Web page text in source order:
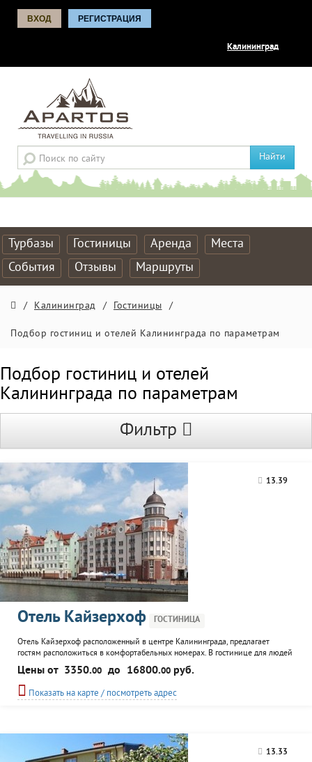
ВХОД РЕГИСТРАЦИЯ
Калининград
Найти
Турбазы Гостиницы Аренда
Места
События
Отзывы Маршруты
/ Калининград / Гостиницы /
Подбор гостиниц и отелей Калининграда по параметрам
Подбор гостиниц и отелей
Калининграда по параметрам
Фильтр
13.39
Отель Кайзерхоф ГОСТИНИЦА
Отель Кайзерхоф расположенный в центре Калининграда, предлагает
гостям расположиться в комфортабельных номерах. В гостинице для людей
с ограниченными возможностями имеются 3 номера. Для отдыхающих
работают SPA-салон, рестораны, бар, есть возможность заказа блюд в номер.
В отеле можно организовать деловую встречу, конференцию, семинар или
другое мероприятие. Для этого есть несколько...
Цены от 3350.00 до 16800.00 руб.
Показать на карте / посмотреть адрес
13.33